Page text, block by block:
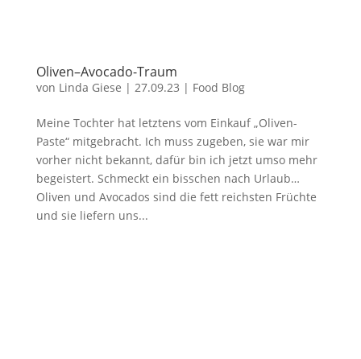
Oliven–Avocado-Traum
von Linda Giese | 27.09.23 | Food Blog
Meine Tochter hat letztens vom Einkauf „Oliven-
Paste“ mitgebracht. Ich muss zugeben, sie war mir
vorher nicht bekannt, dafür bin ich jetzt umso mehr
begeistert. Schmeckt ein bisschen nach Urlaub…
Oliven und Avocados sind die fett reichsten Früchte
und sie liefern uns...